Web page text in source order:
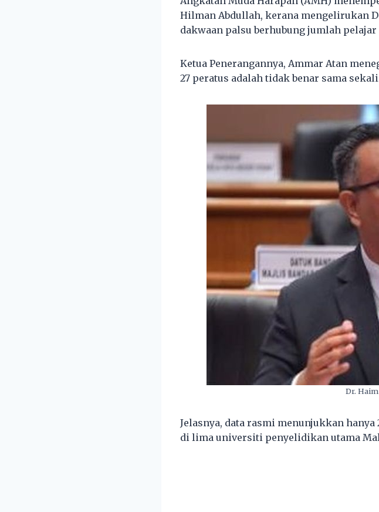
Hilman Abdullah, kerana mengelirukan
dakwaan palsu berhubung jumlah
Ketua Penerangannya, Ammar Atan
27 peratus adalah tidak benar sama
Dr.
Jelasnya, data rasmi menunjukkan hanya
di lima universiti penyelidikan utama